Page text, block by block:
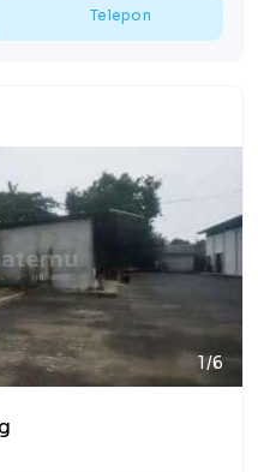
Telepon
1/6